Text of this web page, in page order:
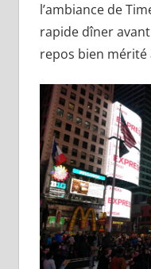
l’ambiance de
rapide dîner
repos bien mérité